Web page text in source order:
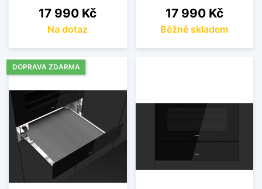
Cena
17 990 Kč
Na dotaz
Cena
17 990 Kč
Běžně skladem
DOPRAVA ZDARMA